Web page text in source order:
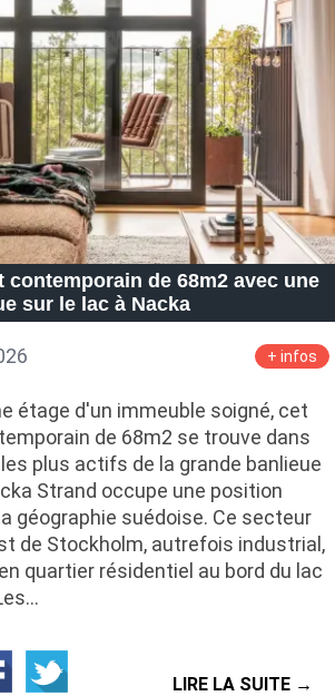
contemporain de 68m2 avec une
sur le lac à Nacka
+ infos
étage d'un immeuble soigné, cet
de 68m2 se trouve dans
plus actifs de la grande banlieue
Strand occupe une position
géographie suédoise. Ce secteur
de Stockholm, autrefois industrial,
quartier résidentiel au bord du lac
LIRE LA SUITE →